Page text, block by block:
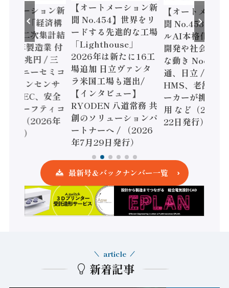
メーション新
】「経済構
査二次集計結
年製造業 付
86兆円 / 三
ソニーセミコ
ョンセンサ
IDEC、安全
セーフティコ
ラ（2026年
【オートメーション新
聞 No.454】世界をリ
ードする先進的な工場
「Lighthouse」
2026年は新たに16工
場追加 日立ヴァンタ
ラ米国工場も選出/
【インタビュー】
RYODEN 八道常務 共
創のソリューションパ
ートナーへ / （2026
年7月29日発行）
【オートメーショ
聞 No.453】フィ
ルAI本格化へ 国
開発や社会実装に
な動き Noetra、
通、日立 / 兵神装
HMS、老舗ポン
ーカーが挑むデー
用 など（2026年7
22日発行）
最新号＆バックナンバー一覧
新着記事
article